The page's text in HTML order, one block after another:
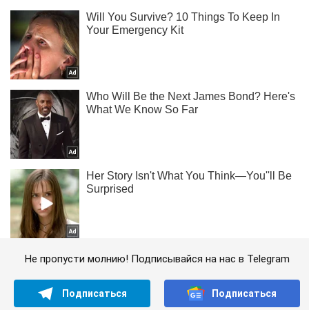
Не пропусти молнию! Подписывайся на нас в Telegram
Подписаться Подписаться